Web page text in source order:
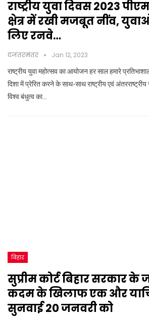
राष्ट्रीय युवा दिवस 2023
क्षेत्र में रखी मजबूत नींव,
लिए रनवे…
दजंतरमंतर Jan 12, 2023
राष्ट्रीय युवा महोत्सव का आयोजन हर साल हमारे
दिशा में प्रेरित करने के साथ-साथ राष्ट्रीय एवं
विश्व बंधुत्व का…
बिहार
सुप्रीम कोर्ट बिहार सरकार
कदम के खिलाफ एक और
सुनवाई 20 जनवरी को